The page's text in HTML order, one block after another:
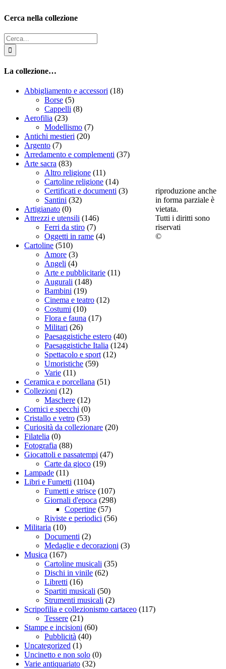
Cerca nella collezione
Cerca
per:
La collezione…
Abbigliamento e accessori (18)
Borse (5)
Cappelli (8)
Aerofilia (23)
Modellismo (7)
Antichi mestieri (20)
Argento (7)
Arredamento e complementi (37)
Arte sacra (83)
Altro religione (11)
Cartoline religione (14)
Certificati e documenti (3)
Santini (32)
Artigianato (0)
Attrezzi e utensili (146)
Ferri da stiro (7)
Oggetti in rame (4)
Cartoline (510)
Amore (3)
Angeli (4)
Arte e pubblicitarie (11)
Augurali (148)
Bambini (19)
Cinema e teatro (12)
Costumi (10)
Flora e fauna (17)
Militari (26)
Paesaggistiche estero (40)
Paesaggistiche Italia (124)
Spettacolo e sport (12)
Umoristiche (59)
Varie (11)
Ceramica e porcellana (51)
Collezioni (12)
Maschere (12)
Cornici e specchi (0)
Cristallo e vetro (53)
Curiosità da collezionare (20)
Filatelia (0)
Fotografia (88)
Giocattoli e passatempi (47)
Carte da gioco (19)
Lampade (11)
Libri e Fumetti (1104)
Fumetti e strisce (107)
Giornali d'epoca (298)
Copertine (57)
Riviste e periodici (56)
Militaria (10)
Documenti (2)
Medaglie e decorazioni (3)
Musica (167)
Cartoline musicali (35)
Dischi in vinile (62)
Libretti (16)
Spartiti musicali (50)
Strumenti musicali (2)
Scripofilia e collezionismo cartaceo (117)
Tessere (21)
Stampe e incisioni (60)
Pubblicità (40)
Uncategorized (1)
Uncinetto e non solo (0)
Varie antiquariato (32)
riproduzione anche
in forma parziale è
vietata.
Tutti i diritti sono
riservati
©